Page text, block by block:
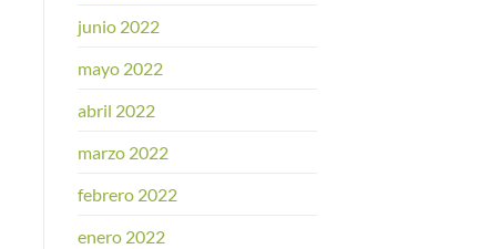
junio 2022
mayo 2022
abril 2022
marzo 2022
febrero 2022
enero 2022